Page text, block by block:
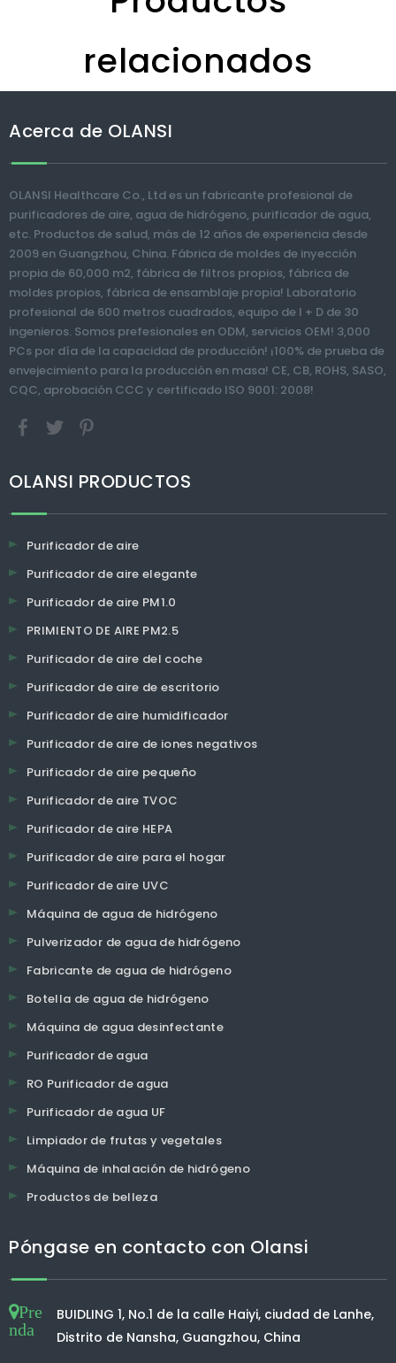
relacionados
Botella de agua
rica envejecimiento
anti-
envejecimiento
Agua de hidrógeno
activo portátil
Botella de agua de
hidrógeno de 800
ppb portátil con
función de
humidificador
Acerca de OLANSI
OLANSI Healthcare Co., Ltd es un fabricante profesional de
purificadores de aire, agua de hidrógeno, purificador de agua,
etc. Productos de salud, más de 12 años de experiencia desde
2009 en Guangzhou, China. Fábrica de moldes de inyección
propia de 60,000 m2, fábrica de filtros propios, fábrica de
moldes propios, fábrica de ensamblaje propia! Laboratorio
profesional de 600 metros cuadrados, equipo de I + D de 30
ingenieros. Somos prefesionales en ODM, servicios OEM! 3,000
PCs por día de la capacidad de producción! ¡100% de prueba de
envejecimiento para la producción en masa! CE, CB, ROHS, SASO,
CQC, aprobación CCC y certificado ISO 9001: 2008!
OLANSI PRODUCTOS
Purificador de aire
Purificador de aire elegante
Purificador de aire PM1.0
PRIMIENTO DE AIRE PM2.5
Purificador de aire del coche
Purificador de aire de escritorio
Purificador de aire humidificador
Purificador de aire de iones negativos
Purificador de aire pequeño
Purificador de aire TVOC
Purificador de aire HEPA
Purificador de aire para el hogar
Purificador de aire UVC
Máquina de agua de hidrógeno
Pulverizador de agua de hidrógeno
Fabricante de agua de hidrógeno
Botella de agua de hidrógeno
Máquina de agua desinfectante
Purificador de agua
RO Purificador de agua
Purificador de agua UF
Limpiador de frutas y vegetales
Máquina de inhalación de hidrógeno
Productos de belleza
Póngase en contacto con Olansi
Pre
nda
BUIDLING 1, No.1 de la calle Haiyi, ciudad de Lanhe,
Distrito de Nansha, Guangzhou, China